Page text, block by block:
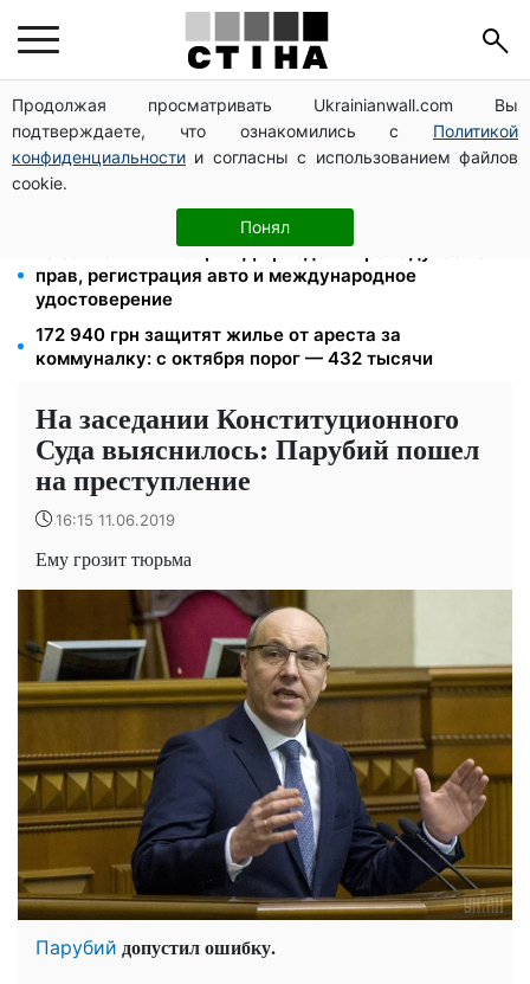
Продолжая просматривать Ukrainianwall.com Вы
подтверждаете, что ознакомились с Политикой
конфиденциальности и согласны с использованием файлов
cookie.
Понял
125 грн за куб воды: закон №4777 запустил двойное
подорожание тарифов в регионах
Федоров уволен и без бронирования: Камельчук
предлагает экс-министру мобилизацию на общих
10 заявок — и МСЦ МВД приедет в громаду: обмен
прав, регистрация авто и международное
удостоверение
172 940 грн защитят жилье от ареста за
коммуналку: с октября порог — 432 тысячи
На заседании Конституционного
Суда выяснилось: Парубий пошел
на преступление
16:15 11.06.2019
Ему грозит тюрьма
Парубий допустил ошибку.